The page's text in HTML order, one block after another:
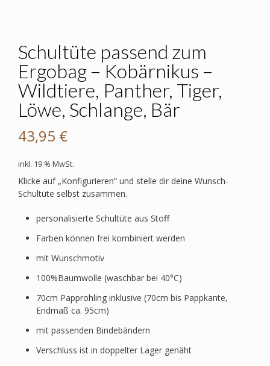
Schultüte passend zum
Ergobag – Kobärnikus –
Wildtiere, Panther, Tiger,
Löwe, Schlange, Bär
43,95 €
inkl. 19 % MwSt.
Klicke auf „Konfigurieren“ und stelle dir deine Wunsch-
Schultüte selbst zusammen.
personalisierte Schultüte aus Stoff
Farben können frei kombiniert werden
mit Wunschmotiv
100%Baumwolle (waschbar bei 40°C)
70cm Papprohling inklusive (70cm bis Pappkante,
Endmaß ca. 95cm)
mit passenden Bindebändern
Verschluss ist in doppelter Lager genäht